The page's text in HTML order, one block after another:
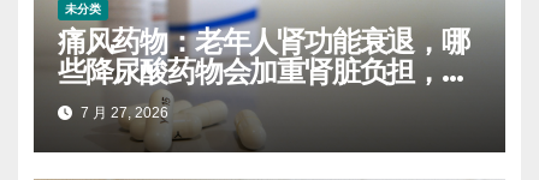
未分类
痛风药物：老年人肾功能衰退，哪
些降尿酸药物会加重肾脏负担，需
要替换
7 月 27, 2026